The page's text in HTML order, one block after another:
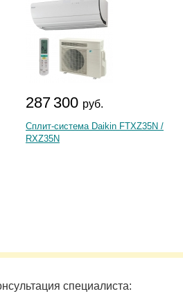
287 300 руб.
Сплит-система Daikin FTXZ35N /
RXZ35N
специалиста: